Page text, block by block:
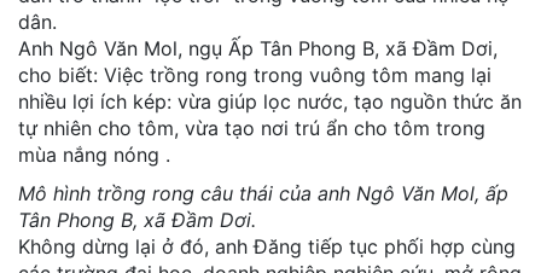
dân.
Anh Ngô Văn Mol, ngụ Ấp Tân Phong B, xã Đầm Dơi,
cho biết: Việc trồng rong trong vuông tôm mang lại
nhiều lợi ích kép: vừa giúp lọc nước, tạo nguồn thức ăn
tự nhiên cho tôm, vừa tạo nơi trú ẩn cho tôm trong
mùa nắng nóng .
Mô hình trồng rong câu thái của anh Ngô Văn Mol, ấp
Tân Phong B, xã Đầm Dơi.
Không dừng lại ở đó, anh Đăng tiếp tục phối hợp cùng